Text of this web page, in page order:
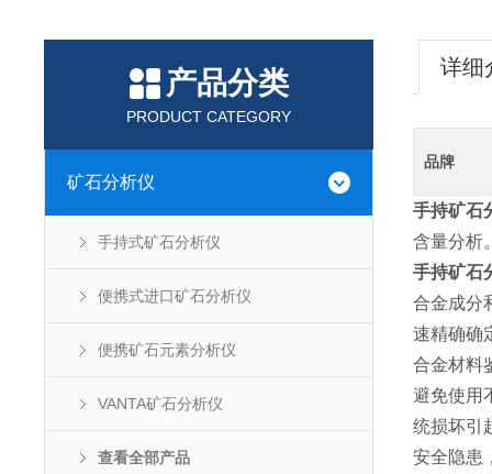
产品分类
PRODUCT CATEGORY
矿石分析仪
手持式矿石分析仪
便携式进口矿石分析仪
便携矿石元素分析仪
VANTA矿石分析仪
查看全部产品
详细
品牌
手持矿石
含量分析
手持矿石
合金成分
速精确确
合金材料
避免使用
统损坏引
安全隐患